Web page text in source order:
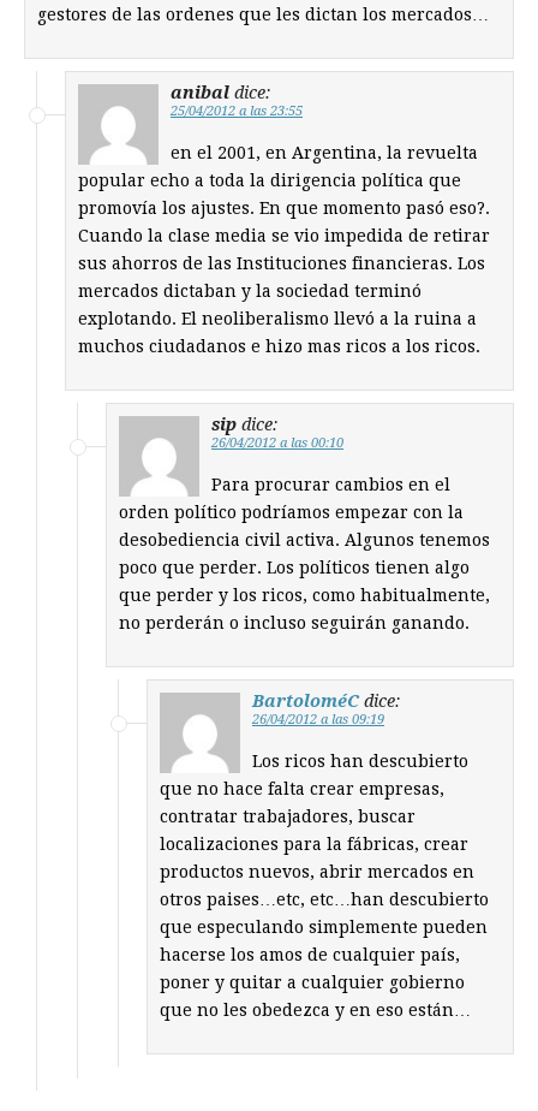
gestores de las ordenes que les dictan los mercados…
anibal dice:
25/04/2012 a las 23:55
en el 2001, en Argentina, la revuelta
popular echo a toda la dirigencia política que
promovía los ajustes. En que momento pasó eso?.
Cuando la clase media se vio impedida de retirar
sus ahorros de las Instituciones financieras. Los
mercados dictaban y la sociedad terminó
explotando. El neoliberalismo llevó a la ruina a
muchos ciudadanos e hizo mas ricos a los ricos.
sip dice:
26/04/2012 a las 00:10
Para procurar cambios en el
orden político podríamos empezar con la
desobediencia civil activa. Algunos tenemos
poco que perder. Los políticos tienen algo
que perder y los ricos, como habitualmente,
no perderán o incluso seguirán ganando.
BartoloméC dice:
26/04/2012 a las 09:19
Los ricos han descubierto
que no hace falta crear empresas,
contratar trabajadores, buscar
localizaciones para la fábricas, crear
productos nuevos, abrir mercados en
otros paises…etc, etc…han descubierto
que especulando simplemente pueden
hacerse los amos de cualquier país,
poner y quitar a cualquier gobierno
que no les obedezca y en eso están…